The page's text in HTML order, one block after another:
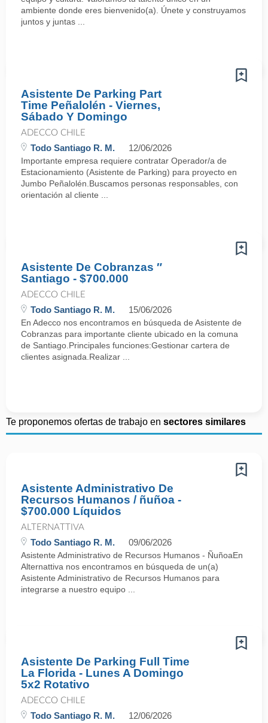
ambiente donde eres bienvenido(a). Únete y construyamos
juntos y juntas ...
Asistente De Parking Part
Time Peñalolén - Viernes,
Sábado Y Domingo
ADECCO CHILE
Todo Santiago R. M. 12/06/2026
Importante empresa requiere contratar Operador/a de
Estacionamiento (Asistente de Parking) para proyecto en
Jumbo Peñalolén.Buscamos personas responsables, con
orientación al cliente ...
Asistente De Cobranzas ″
Santiago - $700.000
ADECCO CHILE
Todo Santiago R. M. 15/06/2026
En Adecco nos encontramos en búsqueda de Asistente de
Cobranzas para importante cliente ubicado en la comuna
de Santiago.Principales funciones:Gestionar cartera de
clientes asignada.Realizar ...
Te proponemos ofertas de trabajo en sectores similares
Asistente Administrativo De
Recursos Humanos / ñuñoa -
$700.000 Líquidos
ALTERNATTIVA
Todo Santiago R. M. 09/06/2026
Asistente Administrativo de Recursos Humanos - ÑuñoaEn
Alternattiva nos encontramos en búsqueda de un(a)
Asistente Administrativo de Recursos Humanos para
integrarse a nuestro equipo ...
Asistente De Parking Full Time
La Florida - Lunes A Domingo
5x2 Rotativo
ADECCO CHILE
Todo Santiago R. M. 12/06/2026